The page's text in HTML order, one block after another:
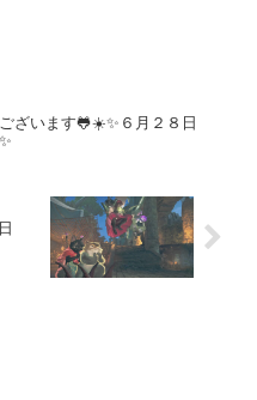
ざいます🐸☀️✨６月２８日
日